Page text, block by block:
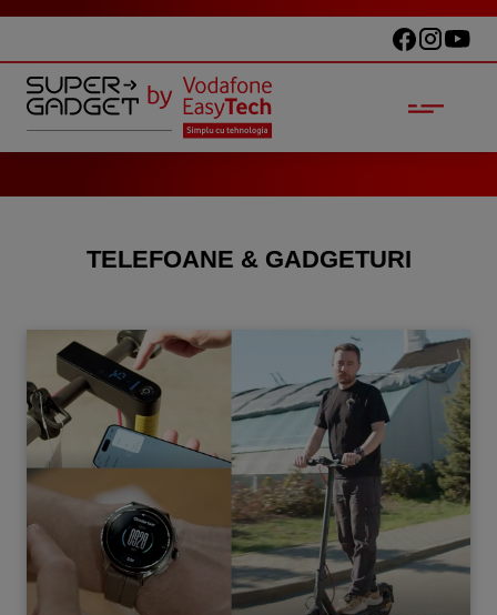
TELEFOANE & GADGETURI